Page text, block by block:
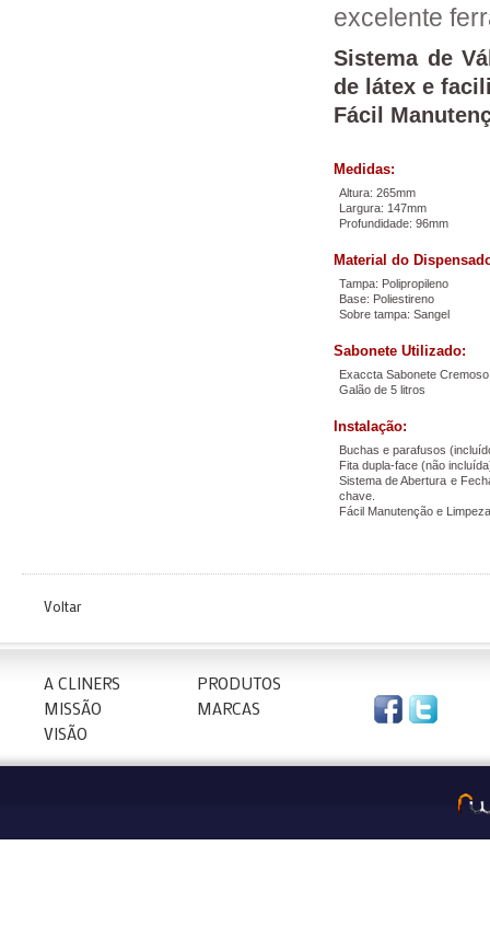
excelente
Sistema de
de látex e
Fácil
Medidas:
Altura: 265mm
Largura: 147mm
Profundidade: 96mm
Material do
Tampa: Polipropileno
Base: Poliestireno
Sobre tampa: Sangel
Sabonete Utilizado:
Exaccta Sabonete Cremoso
Galão de 5 litros
Instalação:
Buchas e parafusos
Fita dupla-face (não
Sistema de Abertura e
chave.
Fácil Manutenção e
Voltar
A CLINERS
PRODUTOS
MISSÃO
MARCAS
VISÃO